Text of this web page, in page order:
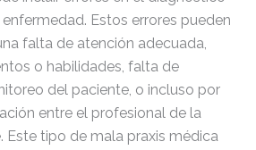
Estos errores pueden
falta de atención adecuada,
o habilidades, falta de
del paciente, o incluso por
entre el profesional de la
Este tipo de mala praxis médica